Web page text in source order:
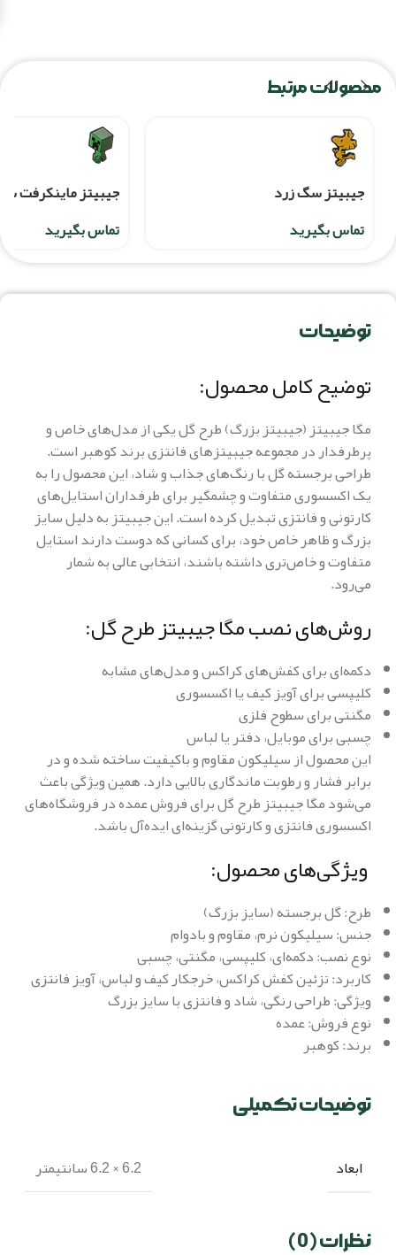
محصولات مرتبط
جيبيتز سگ زرد
تماس بگیرید
جيبيتز ماينکرفت
تماس بگیرید
توضیحات
توضیح کامل محصول:
مگا جیبیتز (جیبیتز بزرگ) طرح گل یکی از مدل‌های خاص و
پرطرفدار در مجموعه جیبیتزهای فانتزی برند کوهبر است.
طراحی برجسته گل با رنگ‌های جذاب و شاد، این محصول را به
یک اکسسوری متفاوت و چشمگیر برای طرفداران استایل‌های
کارتونی و فانتزی تبدیل کرده است. این جیبیتز به دلیل سایز
بزرگ و ظاهر خاص خود، برای کسانی که دوست دارند استایل
متفاوت و خاص‌تری داشته باشند، انتخابی عالی به شمار
می‌رود.
روش‌های نصب مگا جیبیتز طرح گل:
دکمه‌ای برای کفش‌های کراکس و مدل‌های مشابه
کلیپسی برای آویز کیف یا اکسسوری
مگنتی برای سطوح فلزی
چسبی برای موبایل، دفتر یا لباس
این محصول از سیلیکون مقاوم و باکیفیت ساخته شده و در
برابر فشار و رطوبت ماندگاری بالایی دارد. همین ویژگی باعث
می‌شود مگا جیبیتز طرح گل برای فروش عمده در فروشگاه‌های
اکسسوری فانتزی و کارتونی گزینه‌ای ایده‌آل باشد.
ویژگی‌های محصول:
طرح: گل برجسته (سایز بزرگ)
جنس: سیلیکون نرم، مقاوم و بادوام
نوع نصب: دکمه‌ای، کلیپسی، مگنتی، چسبی
کاربرد: تزئین کفش کراکس، خرجکار کیف و لباس، آویز فانتزی
ویژگی: طراحی رنگی، شاد و فانتزی با سایز بزرگ
نوع فروش: عمده
برند: کوهبر
توضیحات تکمیلی
ابعاد 6.2 × 6.2 سانتیمتر
نظرات (0)